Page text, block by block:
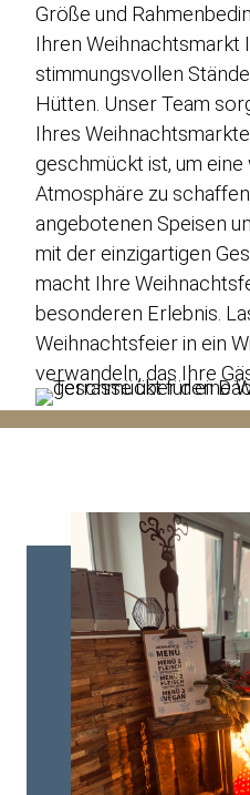
Größe und
Ihren Weihnachtsmarkt
stimmungsvollen
Hütten. Unser Team
Ihres
geschmückt ist, um
Atmosphäre zu
angebotenen Speisen
mit der einzigartigen
macht Ihre
besonderen Erlebnis.
Weihnachtsfeier in ein
verwandeln, das Ihre